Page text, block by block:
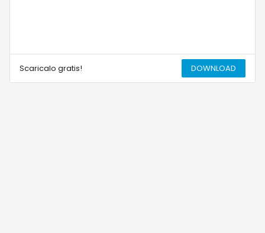
Scaricalo gratis! DOWNLOAD